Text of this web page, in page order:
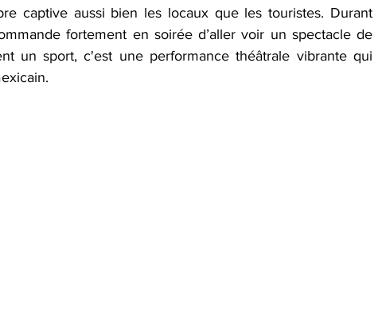
captive aussi bien les locaux que les touristes. Durant
fortement en soirée d’aller voir un spectacle de
un sport, c'est une performance théâtrale vibrante qui